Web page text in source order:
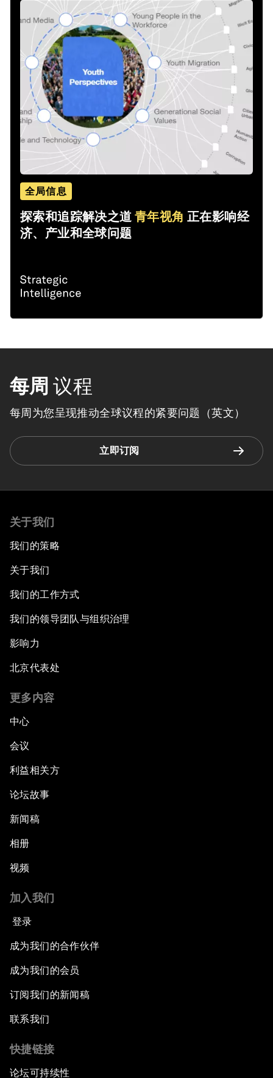
全局信息
探索和追踪解决之道青年视角 正在影响经
济、产业和全球问题
每周 议程
每周为您呈现推动全球议程的紧要问题（英文）
立即订阅
关于我们
我们的策略
关于我们
我们的工作方式
我们的领导团队与组织治理
影响力
北京代表处
更多内容
中心
会议
利益相关方
论坛故事
新闻稿
相册
视频
加入我们
登录
成为我们的合作伙伴
成为我们的会员
订阅我们的新闻稿
联系我们
快捷链接
论坛可持续性